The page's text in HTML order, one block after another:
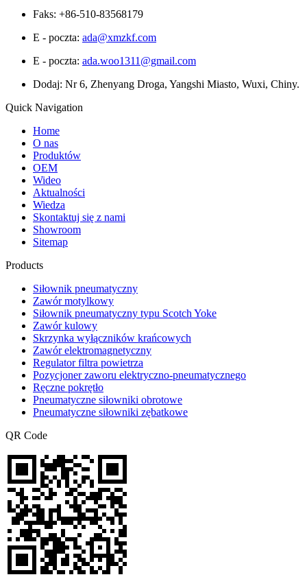
Faks: +86-510-83568179
E - poczta: ada@xmzkf.com
E - poczta: ada.woo1311@gmail.com
Dodaj: Nr 6, Zhenyang Droga, Yangshi Miasto, Wuxi, Chiny.
Quick Navigation
Home
O nas
Produktów
OEM
Wideo
Aktualności
Wiedza
Skontaktuj się z nami
Showroom
Sitemap
Products
Siłownik pneumatyczny
Zawór motylkowy
Siłownik pneumatyczny typu Scotch Yoke
Zawór kulowy
Skrzynka wyłączników krańcowych
Zawór elektromagnetyczny
Regulator filtra powietrza
Pozycjoner zaworu elektryczno-pneumatycznego
Ręczne pokrętło
Pneumatyczne siłowniki obrotowe
Pneumatyczne siłowniki zębatkowe
QR Code